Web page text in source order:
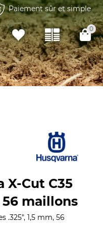
Paiement sûr et simple
0
X-Cut C35
56 maillons
.325", 1,5 mm, 56